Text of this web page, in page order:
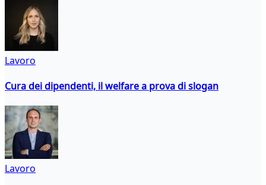
Lavoro
Cura dei dipendenti, il welfare a prova di slogan
Lavoro